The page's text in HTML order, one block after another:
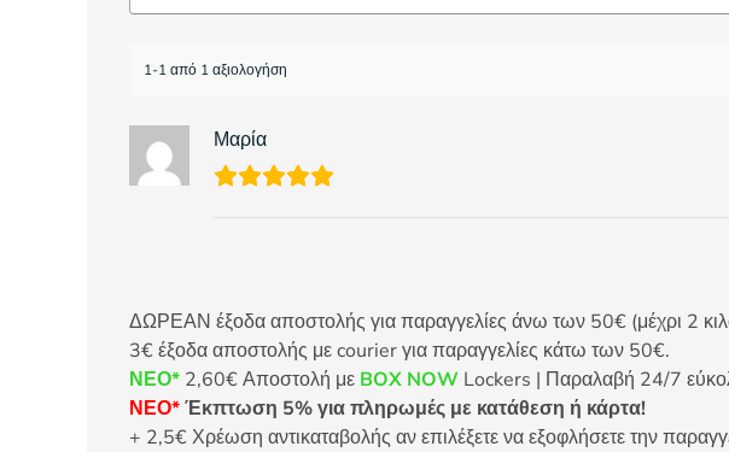
1-1 από 1 αξιολογήση
Μαρία
ΔΩΡΕΑΝ έξοδα αποστολής για παραγγελίες άνω των 50€ (μέχρι 2
3€ έξοδα αποστολής με courier για παραγγελίες κάτω των 50€.
ΝΕΟ* 2,60€ Αποστολή με BOX NOW Lockers | Παραλαβή 24/7
ΝΕΟ*Έκπτωση 5% για πληρωμές με κατάθεση ή κάρτα!
+ 2,5€ Χρέωση αντικαταβολής αν επιλέξετε να εξοφλήσετε την